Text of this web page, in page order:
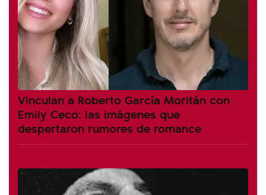
Vinculan a Roberto García Moritán con
Emily Ceco: las imágenes que
despertaron rumores de romance